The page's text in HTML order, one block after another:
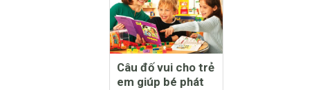
Câu đố vui cho trẻ
em giúp bé phát